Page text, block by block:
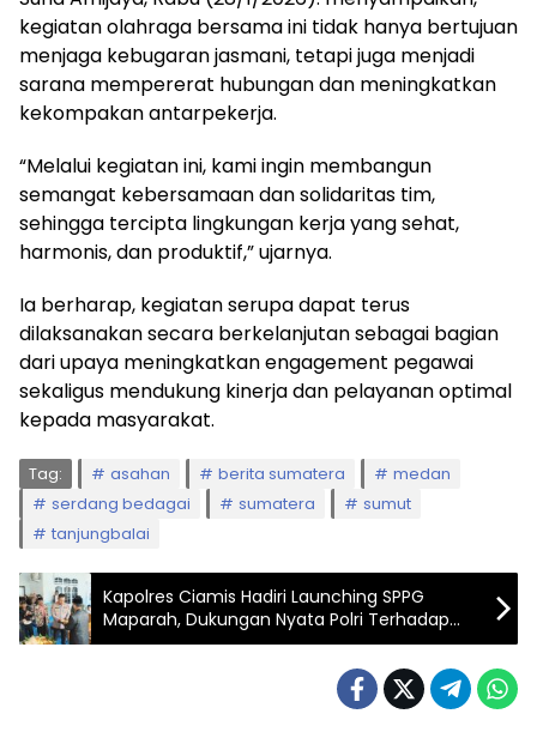
kegiatan olahraga bersama ini tidak hanya bertujuan
menjaga kebugaran jasmani, tetapi juga menjadi
sarana mempererat hubungan dan meningkatkan
kekompakan antarpekerja.
“Melalui kegiatan ini, kami ingin membangun
semangat kebersamaan dan solidaritas tim,
sehingga tercipta lingkungan kerja yang sehat,
harmonis, dan produktif,” ujarnya.
Ia berharap, kegiatan serupa dapat terus
dilaksanakan secara berkelanjutan sebagai bagian
dari upaya meningkatkan engagement pegawai
sekaligus mendukung kinerja dan pelayanan optimal
kepada masyarakat.
Tag: asahan berita sumatera
medan
serdang bedagai
sumatera
sumut
tanjungbalai
Kapolres Ciamis Hadiri Launching SPPG
Maparah, Dukungan Nyata Polri Terhadap
Program Pemenuhan Gizi Masyarakat